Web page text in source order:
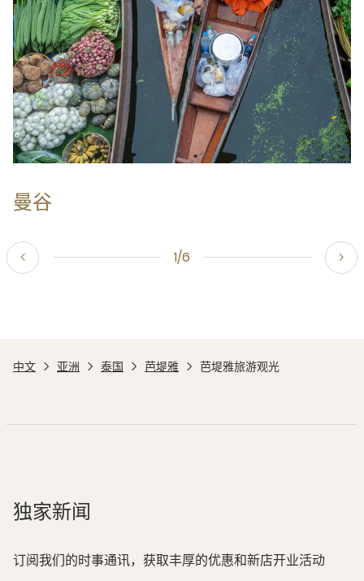
1/6
曼谷
中文 亚洲 泰国 芭堤雅 芭堤雅旅游观光
独家新闻
订阅我们的时事通讯，获取丰厚的优惠和新店开业活动